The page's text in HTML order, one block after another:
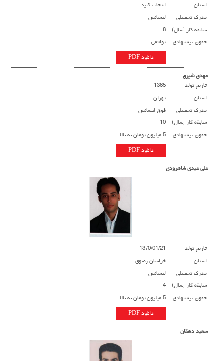
استان
انتخاب کنید
مدرک تحصیلی
لیسانس
سابقه کار (سال)
8
حقوق پیشنهادی
توافقی
دانلود PDF
مهدی شیری
تاریخ تولد
1365
استان
تهران
مدرک تحصیلی
فوق لیسانس
سابقه کار (سال)
10
حقوق پیشنهادی
5 میلیون تومان به بالا
دانلود PDF
علی عیدی شاهرودی
تاریخ تولد
1370/01/21
استان
خراسان رضوی
مدرک تحصیلی
لیسانس
سابقه کار (سال)
4
حقوق پیشنهادی
5 میلیون تومان به بالا
دانلود PDF
سعید دهقان